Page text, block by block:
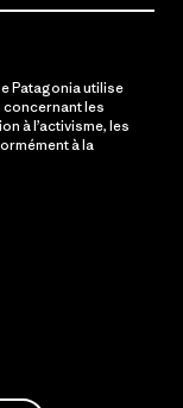
Patagonia utilise
concernant les
à l’activisme, les
à la